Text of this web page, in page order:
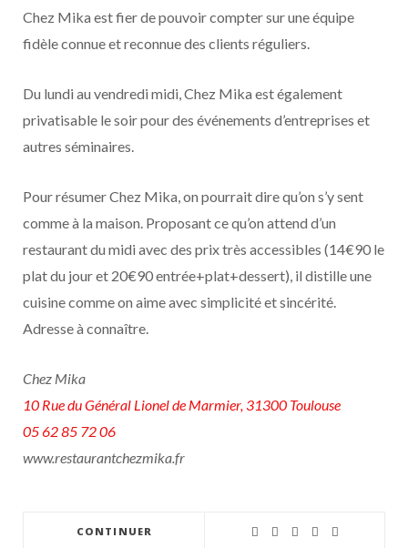
Chez Mika est fier de pouvoir compter sur une équipe
fidèle connue et reconnue des clients réguliers.
Du lundi au vendredi midi, Chez Mika est également
privatisable le soir pour des événements d’entreprises et
autres séminaires.
Pour résumer Chez Mika, on pourrait dire qu’on s’y sent
comme à la maison. Proposant ce qu’on attend d’un
restaurant du midi avec des prix très accessibles (14€90 le
plat du jour et 20€90 entrée+plat+dessert), il distille une
cuisine comme on aime avec simplicité et sincérité.
Adresse à connaître.
Chez Mika
10 Rue du Général Lionel de Marmier, 31300 Toulouse
05 62 85 72 06
www.restaurantchezmika.fr
CONTINUER